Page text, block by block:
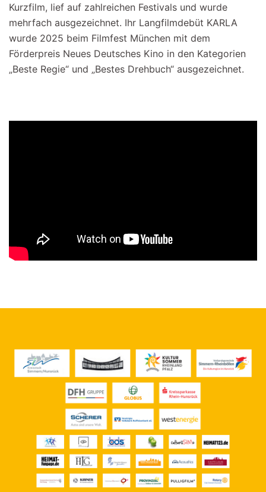
Kurzfilm, lief auf zahlreichen Festivals und wurde
mehrfach ausgezeichnet. Ihr Langfilmdebüt KARLA
wurde 2025 beim Filmfest München mit dem
Förderpreis Neues Deutsches Kino in den Kategorien
„Beste Regie“ und „Bestes Drehbuch“ ausgezeichnet.